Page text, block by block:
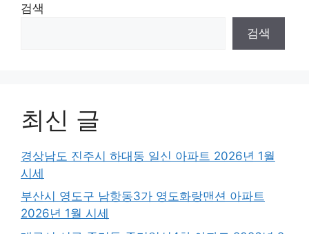
검색
검색
최신 글
경상남도 진주시 하대동 일신 아파트 2026년 1월
시세
부산시 영도구 남항동3가 영도화랑맨션 아파트
2026년 1월 시세